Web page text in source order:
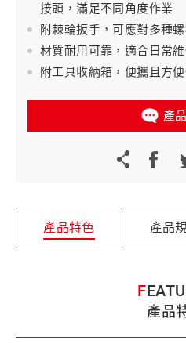
接頭，滿足不同角度作業
附棘輪扳手，可應對多種
材質耐用可靠，適合日常
附工具收納箱，便攜且方
產
產品特色 產品
產品